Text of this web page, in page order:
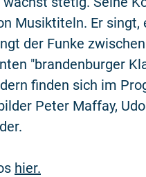
Musiktiteln. Er
der Funke
"brandenburger
finden sich im
Peter Maffay,
hier.